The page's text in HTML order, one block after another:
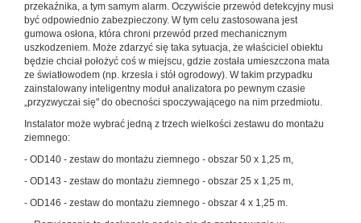
przekaźnika, a tym samym alarm. Oczywiście przewód detekcyjny musi
być odpowiednio zabezpieczony. W tym celu zastosowana jest
gumowa osłona, która chroni przewód przed mechanicznym
uszkodzeniem. Może zdarzyć się taka sytuacja, że właściciel obiektu
będzie chciał położyć coś w miejscu, gdzie została umieszczona mata
ze światłowodem (np. krzesła i stół ogrodowy). W takim przypadku
zainstalowany inteligentny moduł analizatora po pewnym czasie
„przyzwyczai się" do obecności spoczywającego na nim przedmiotu.
Instalator może wybrać jedną z trzech wielkości zestawu do montażu
ziemnego:
- OD140 - zestaw do montażu ziemnego - obszar 50 x 1,25 m,
- OD143 - zestaw do montażu ziemnego - obszar 25 x 1,25 m,
- OD146 - zestaw do montażu ziemnego - obszar 4 x 1,25 m.